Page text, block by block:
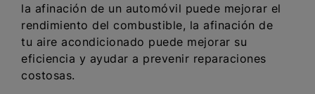
la afinación de un automóvil puede mejorar el
rendimiento del combustible, la afinación de
tu aire acondicionado puede mejorar su
eficiencia y ayudar a prevenir reparaciones
costosas.